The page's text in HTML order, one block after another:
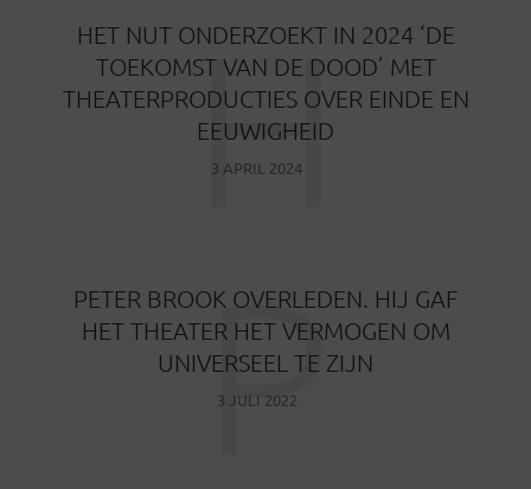
HET NUT ONDERZOEKT IN 2024 ‘DE
TOEKOMST VAN DE DOOD’ MET
THEATERPRODUCTIES OVER EINDE EN
EEUWIGHEID
3 APRIL 2024
H
PETER BROOK OVERLEDEN. HIJ GAF
HET THEATER HET VERMOGEN OM
UNIVERSEEL TE ZIJN
3 JULI 2022
P